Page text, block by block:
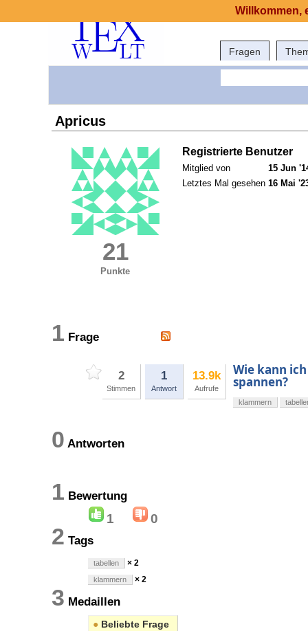
Fragen
Apricus
21
Punkte
Registrierte Benutzer
Mitglied von
15 Jun
Letztes Mal gesehen 16 Mai
1 Frage
2
Stimmen
1
Antwort
13.9k
Aufrufe
Wie kann
spannen?
klammern
0 Antworten
1 Bewertung
1 0
2 Tags
tabellen × 2
klammern × 2
3 Medaillen
● Beliebte Frage
Willkommen,